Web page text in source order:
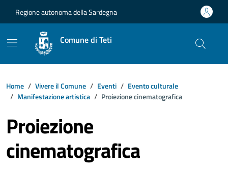
Regione autonoma della Sardegna
Comune di Teti
Home Vivere il Comune Eventi
Evento culturale
Manifestazione artistica
Proiezione cinematografica
Proiezione
cinematografica